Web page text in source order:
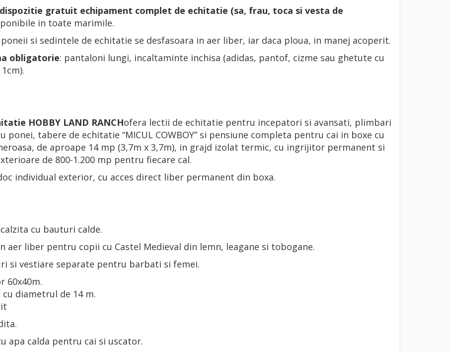
gratuit echipament complet de echitatie (sa, frau, toca si vesta de
in toate marimile.
si sedintele de echitatie se desfasoara in aer liber, iar daca ploua, in manej acoperit.
obligatorie: pantaloni lungi, incaltaminte inchisa (adidas, pantof, cizme sau ghetute cu
HOBBY LAND RANCHofera lectii de echitatie pentru incepatori si avansati, plimbari
ponei, tabere de echitatie “MICUL COWBOY” si pensiune completa pentru cai in boxe cu
de aproape 14 mp (3,7m x 3,7m), in grajd izolat termic, cu ingrijitor permanent si
de 800-1.200 mp pentru fiecare cal.
individual exterior, cu acces direct liber permanent din boxa.
cu bauturi calde.
aer liber pentru copii cu Castel Medieval din lemn, leagane si tobogane.
si vestiare separate pentru barbati si femei.
60x40m.
diametrul de 14 m.
apa calda pentru cai si uscator.